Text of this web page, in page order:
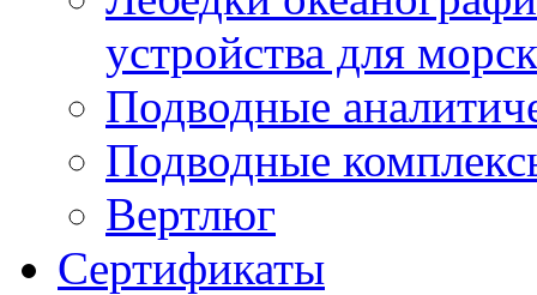
устройства для
Подводные
Подводные
Вертлюг
Сертификаты